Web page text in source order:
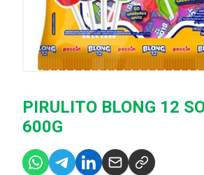
PIRULITO BLONG 12
600G